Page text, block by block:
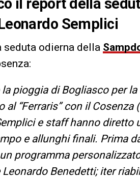
il report della
Semplici
odierna della
pioggia di Bogliasco per la
“Ferraris” con il Cosenza
e staff hanno diretto
e allunghi finali. Prima
programma
Benedetti; iter